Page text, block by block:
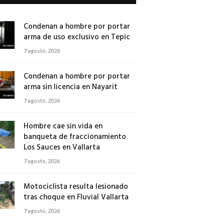
Condenan a hombre por portar
arma de uso exclusivo en Tepic
7 agosto, 2026
Condenan a hombre por portar
arma sin licencia en Nayarit
7 agosto, 2026
Hombre cae sin vida en
banqueta de fraccionamiento
Los Sauces en Vallarta
7 agosto, 2026
Motociclista resulta lesionado
tras choque en Fluvial Vallarta
7 agosto, 2026